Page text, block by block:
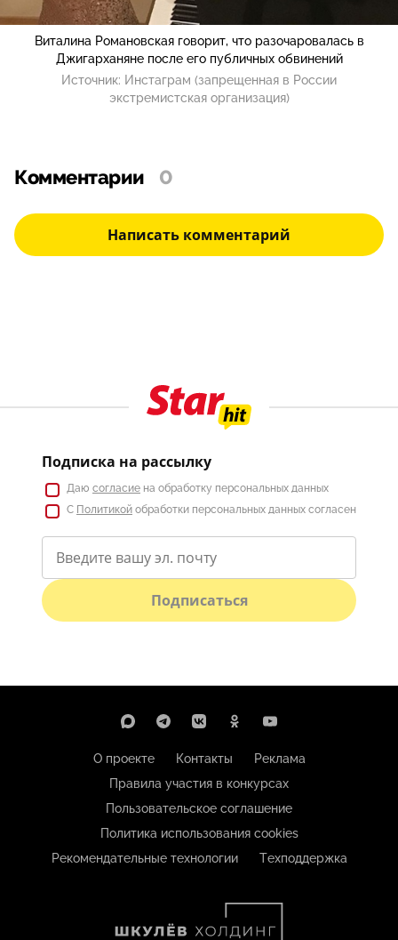
Виталина Романовская говорит, что разочаровалась в
Джигарханяне после его публичных обвинений
Источник: Инстаграм (запрещенная в России
экстремистская организация)
Комментарии 0
Написать комментарий
Подписка на рассылку
Даю согласие на обработку персональных данных
С Политикой обработки персональных данных согласен
Подписаться
О проекте Контакты
Реклама
Правила участия в конкурсах
Пользовательское соглашение
Политика использования cookies
Рекомендательные технологии
Техподдержка